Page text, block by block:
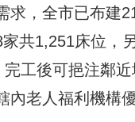
求，全市已布建
共1,251床位，
完工後可挹注鄰
內老人福利機構